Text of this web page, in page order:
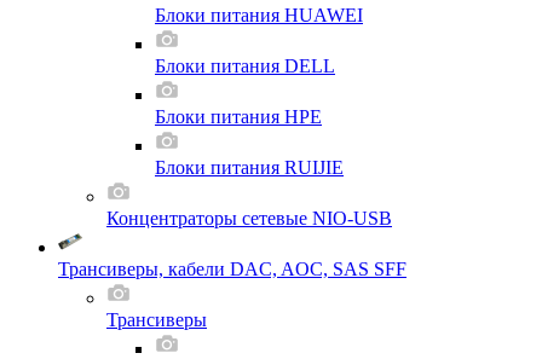
Блоки питания HUAWEI
Блоки питания DELL
Блоки питания HPE
Блоки питания RUIJIE
Концентраторы сетевые NIO-USB
Трансиверы, кабели DAC, AOC, SAS SFF
Трансиверы